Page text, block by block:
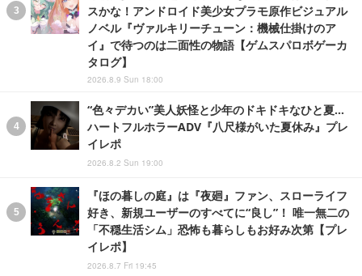
スかな！アンドロイド美少女プラモ原作ビジュアル
ノベル『ヴァルキリーチューン：機械仕掛けのア
イ』で待つのは二面性の物語【ゲムスパロボゲーカ
タログ】
2026.8.9 Sun 18:00
“色々デカい”美人妖怪と少年のドキドキなひと夏…
ハートフルホラーADV『八尺様がいた夏休み』プレ
イレポ
2026.8.2 Sun 19:00
『ほの暮しの庭』は『夜廻』ファン、スローライフ
好き、新規ユーザーのすべてに“良し”！ 唯一無二の
「不穏生活シム」恐怖も暮らしもお好み次第【プレ
イレポ】
2026.8.7 Fri 19:45